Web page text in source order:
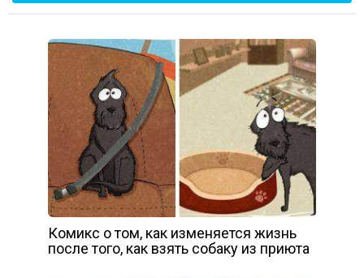
Комикс о том, как изменяется жизнь
после того, как взять собаку из приюта